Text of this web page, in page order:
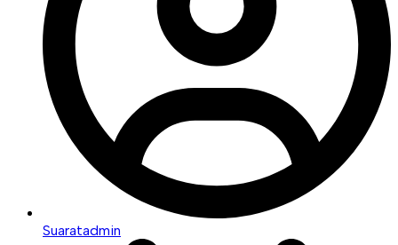
Suaratadmin